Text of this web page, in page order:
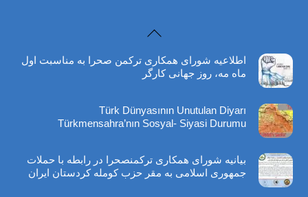
Back
Top
اطلاعیه شورای همکاری ترکمن صحرا به مناسبت اول
ماه مه، روز جهانی کارگر
Türk Dünyasının Unutulan Diyarı
Türkmensahra’nın Sosyal- Siyasi Durumu
بیانیه شورای همکاری ترکمنصحرا در رابطه با حملات
جمهوری اسلامی به مقر حزب کومله کردستان ایران